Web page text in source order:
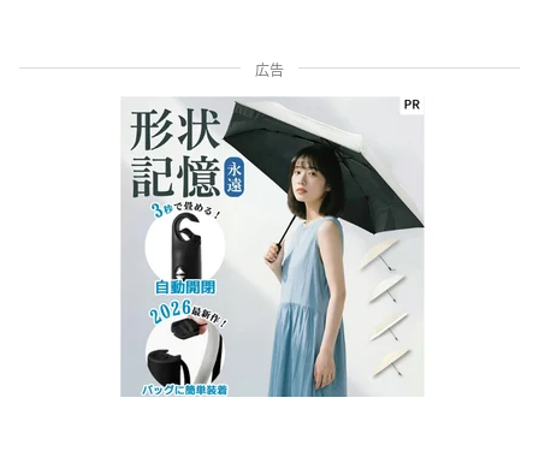
広告